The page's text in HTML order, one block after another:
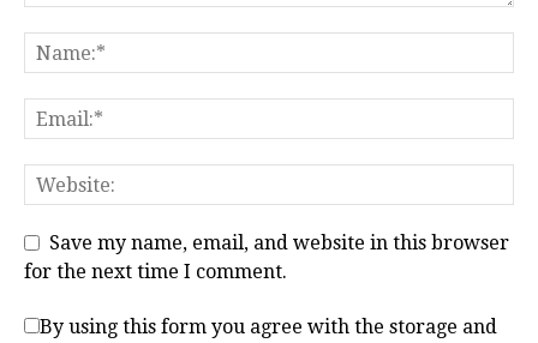
Save my name, email, and website in this browser
for the next time I comment.
By using this form you agree with the storage and